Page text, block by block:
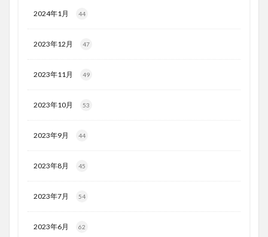
2024年1月 44
2023年12月 47
2023年11月 49
2023年10月 53
2023年9月 44
2023年8月 45
2023年7月 54
2023年6月 62